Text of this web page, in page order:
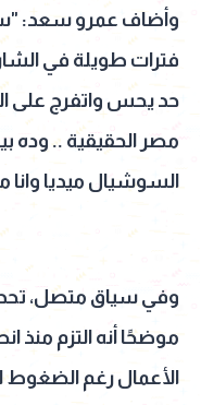
وأضاف عمرو سعد:
فترات طويلة في
حد يحس واتفرج على
مصر الحقيقية .. وده
السوشيال ميديا
وفي سياق متصل،
موضحًا أنه التزم
الأعمال رغم الضغوط